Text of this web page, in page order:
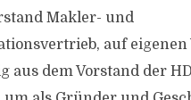
Makler- und
auf
aus dem Vorstand der